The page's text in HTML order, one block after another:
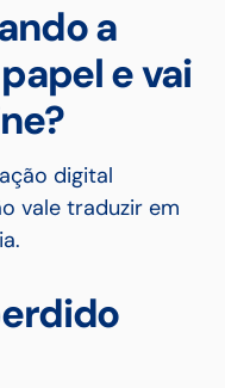
a
e vai
digital
vale traduzir em